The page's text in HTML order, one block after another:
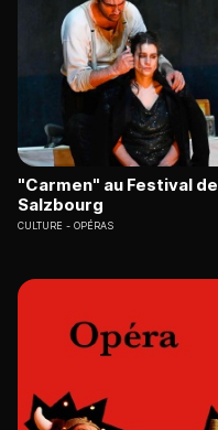
"Carmen" au Festival de
Salzbourg
CULTURE OPÉRAS